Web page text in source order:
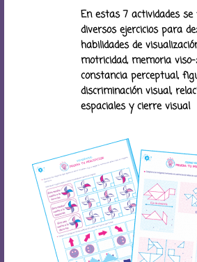
En estas 7 actividades
diversos ejercicios para
habilidades de
motricidad, memoria viso-
constancia perceptual,
discriminación visual,
espaciales y cierre visual